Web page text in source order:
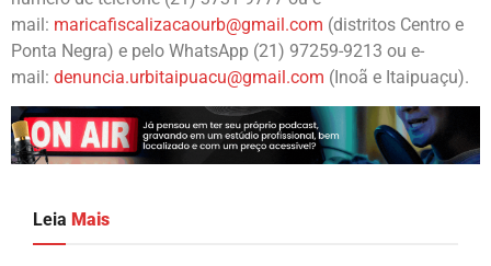
mail: maricafiscalizacaourb@gmail.com (distritos Centro e
Ponta Negra) e pelo WhatsApp (21) 97259-9213 ou e-
mail: denuncia.urbitaipuacu@gmail.com (Inoã e Itaipuaçu).
Leia Mais